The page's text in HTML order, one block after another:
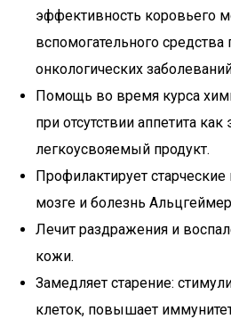
эффективность коровьего
вспомогательного средства
онкологических
Помощь во время курса
при отсутствии аппетита
легкоусвояемый продукт.
Профилактирует
мозге и болезнь
Лечит раздражения и
кожи.
Замедляет старение:
клеток, повышает